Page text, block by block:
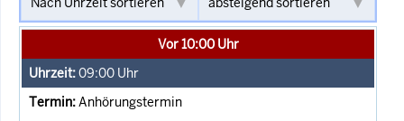
Vor 10:00 Uhr
09:00 Uhr
Anhörungstermin